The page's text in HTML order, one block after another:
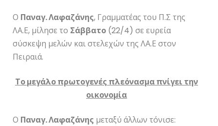
Ο Παναγ. Λαφαζάνης, Γραμματέας του Π.Σ της
ΛΑ.Ε, μίλησε το Σάββατο (22/4) σε ευρεία
σύσκεψη μελών και στελεχών της ΛΑ.Ε στον
Πειραιά.
Το μεγάλο πρωτογενές πλεόνασμα πνίγει την
οικονομία
Ο Παναγ. Λαφαζάνης μεταξύ άλλων τόνισε: